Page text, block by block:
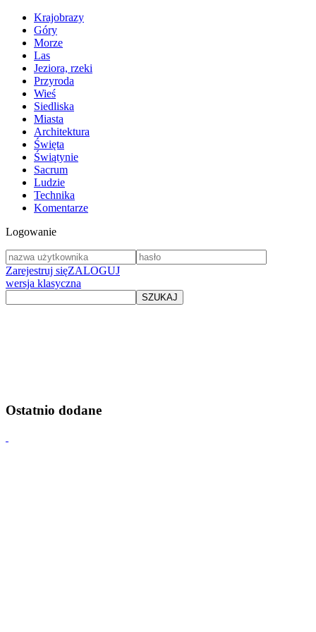
Krajobrazy
Góry
Morze
Las
Jeziora, rzeki
Przyroda
Wieś
Siedliska
Miasta
Architektura
Święta
Świątynie
Sacrum
Ludzie
Technika
Komentarze
Logowanie
Zarejestruj sięZALOGUJ
wersja klasyczna
Ostatnio dodane